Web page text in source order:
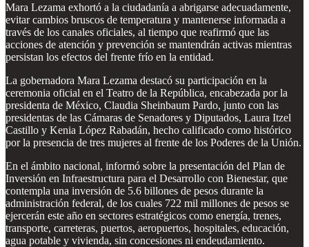
Mara Lezama exhortó a la ciudadanía a abrigarse adecuadamente,
evitar cambios bruscos de temperatura y mantenerse informada a
través de los canales oficiales, al tiempo que reafirmó que las
acciones de atención y prevención se mantendrán activas mientras
persistan los efectos del frente frío en la entidad.
La gobernadora Mara Lezama destacó su participación en la
ceremonia oficial en el Teatro de la República, encabezada por la
presidenta de México, Claudia Sheinbaum Pardo, junto con las
presidentas de las Cámaras de Senadores y Diputados, Laura Itzel
Castillo y Kenia López Rabadán, hecho calificado como histórico
por la presencia de tres mujeres al frente de los Poderes de la Unión.
En el ámbito nacional, informó sobre la presentación del Plan de
Inversión en Infraestructura para el Desarrollo con Bienestar, que
contempla una inversión de 5.6 billones de pesos durante la
administración federal, de los cuales 722 mil millones de pesos se
ejercerán este año en sectores estratégicos como energía, trenes,
transporte, carreteras, puertos, aeropuertos, hospitales, educación,
agua potable y vivienda, sin concesiones ni endeudamiento.